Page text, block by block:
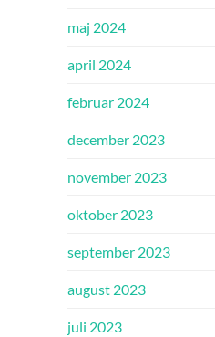
maj 2024
april 2024
februar 2024
december 2023
november 2023
oktober 2023
september 2023
august 2023
juli 2023